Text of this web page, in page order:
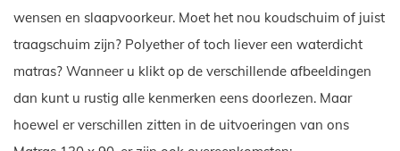
wensen en slaapvoorkeur. Moet het nou koudschuim of juist
traagschuim zijn? Polyether of toch liever een waterdicht
matras? Wanneer u klikt op de verschillende afbeeldingen
dan kunt u rustig alle kenmerken eens doorlezen. Maar
hoewel er verschillen zitten in de uitvoeringen van ons